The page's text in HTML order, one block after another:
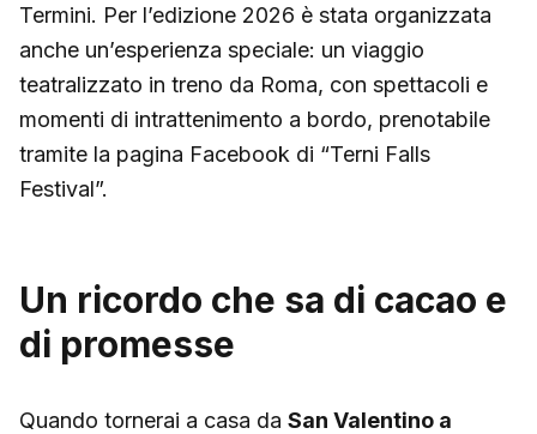
Termini. Per l’edizione 2026 è stata organizzata
anche un’esperienza speciale: un viaggio
teatralizzato in treno da Roma, con spettacoli e
momenti di intrattenimento a bordo, prenotabile
tramite la pagina Facebook di “Terni Falls
Festival”.
Un ricordo che sa di cacao e
di promesse
Quando tornerai a casa da San Valentino a